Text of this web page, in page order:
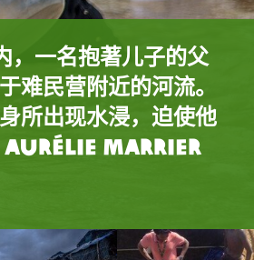
一名抱著儿子的父
难民营附近的河流。
所出现水浸，迫使他
Aurélie Marrier
水的女子正在泥泞
亚人正在这难民营生
Panos
满重达15吨，价值接
这些救援物资已于
拉。 photo: Bekki
满重达15吨，价值接
这些救援物资已于
拉。 photo: Bekki
， 一名罗兴亚人正
Marrier
营的C2区，乐施会